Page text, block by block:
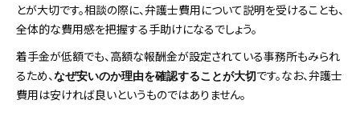
とが大切です。相談の際に、弁護士費用について説明を受けることも、
全体的な費用感を把握する手助けになるでしょう。
着手金が低額でも、高額な報酬金が設定されている事務所もみられ
るため、なぜ安いのか理由を確認することが大切 です。なお、弁護士
費用は安ければ良いというものではありません。